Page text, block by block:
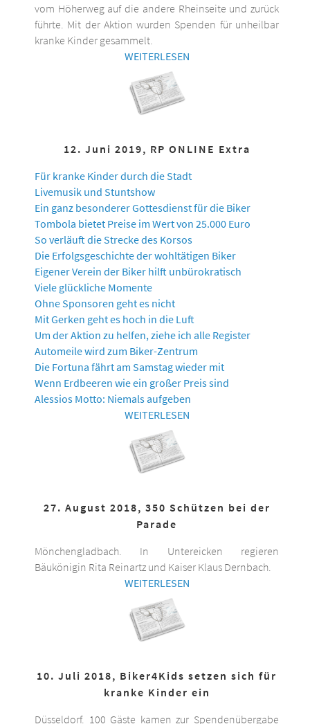
vom Höherweg auf die andere Rheinseite und zurück
führte. Mit der Aktion wurden Spenden für unheilbar
kranke Kinder gesammelt.
WEITERLESEN
12. Juni 2019, RP ONLINE Extra
Für kranke Kinder durch die Stadt
Livemusik und Stuntshow
Ein ganz besonderer Gottesdienst für die Biker
Tombola bietet Preise im Wert von 25.000 Euro
So verläuft die Strecke des Korsos
Die Erfolgsgeschichte der wohltätigen Biker
Eigener Verein der Biker hilft unbürokratisch
Viele glückliche Momente
Ohne Sponsoren geht es nicht
Mit Gerken geht es hoch in die Luft
Um der Aktion zu helfen, ziehe ich alle Register
Automeile wird zum Biker-Zentrum
Die Fortuna fährt am Samstag wieder mit
Wenn Erdbeeren wie ein großer Preis sind
Alessios Motto: Niemals aufgeben
WEITERLESEN
27. August 2018, 350 Schützen bei der
Parade
Mönchengladbach. In Untereicken regieren
Bäukönigin Rita Reinartz und Kaiser Klaus Dernbach.
WEITERLESEN
10. Juli 2018, Biker4Kids setzen sich für
kranke Kinder ein
Düsseldorf. 100 Gäste kamen zur Spendenübergabe